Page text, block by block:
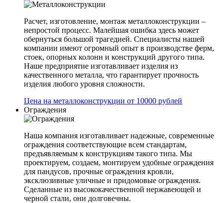
Расчет, изготовление, монтаж металлоконструкции –
непростой процесс. Малейшая ошибка здесь может
обернуться большой трагедией. Специалисты нашей
компании имеют огромный опыт в производстве ферм,
стоек, опорных колонн и конструкций другого типа.
Наше предприятие изготавливает изделия из
качественного металла, что гарантирует прочность
изделия любого уровня сложности.
Цена на металлоконструкции от 10000 рублей
Ограждения
Наша компания изготавливает надежные, современные
ограждения соответствующие всем стандартам,
предъявляемым к конструкциям такого типа. Мы
проектируем, создаем, монтируем удобные ограждения
для пандусов, прочные ограждения кровли,
эксклюзивные уличные и придомовые ограждения.
Сделанные из высококачественной нержавеющей и
черной стали, они долговечны.